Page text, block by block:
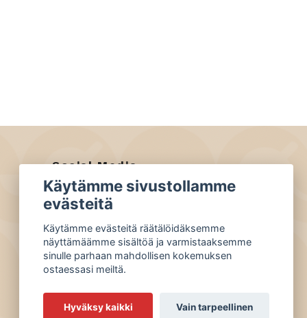
Social Media
Facebook
Käytämme sivustollamme
evästeitä
Käytämme evästeitä räätälöidäksemme
näyttämäämme sisältöä ja varmistaaksemme
sinulle parhaan mahdollisen kokemuksen
ostaessasi meiltä.
Hyväksy kaikki Vain tarpeellinen